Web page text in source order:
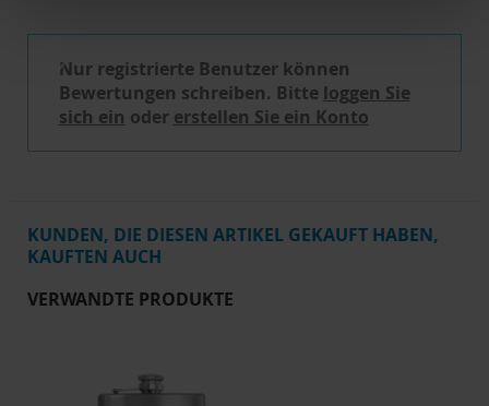
Nur registrierte Benutzer können
Bewertungen schreiben. Bitte loggen Sie
sich ein oder erstellen Sie ein Konto
KUNDEN, DIE DIESEN ARTIKEL GEKAUFT HABEN,
KAUFTEN AUCH
VERWANDTE PRODUKTE